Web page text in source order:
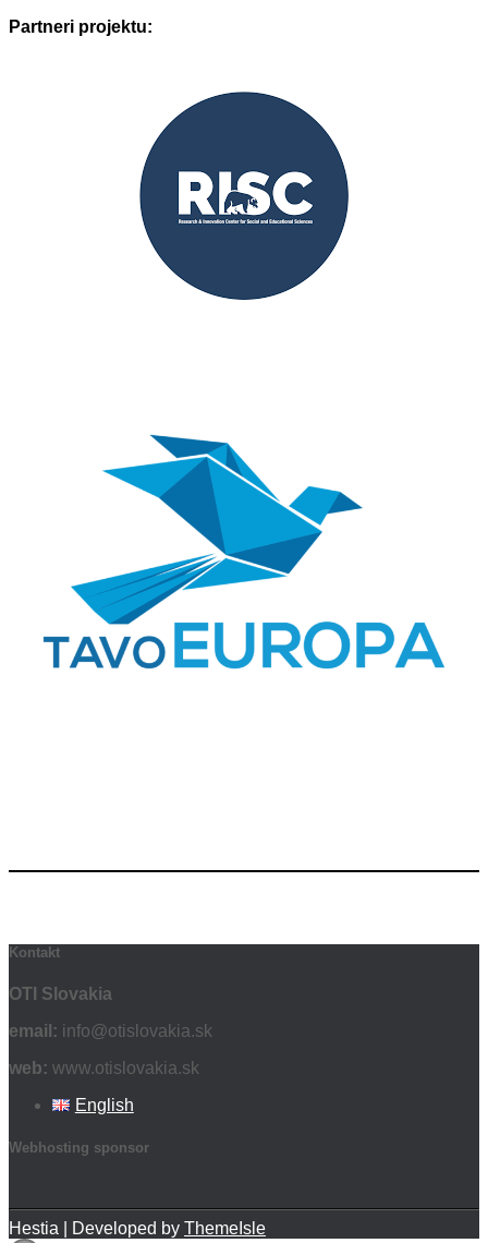
Partneri projektu:
Kontakt
OTI Slovakia
email: info@otislovakia.sk
web: www.otislovakia.sk
English
Webhosting sponsor
Hestia | Developed by ThemeIsle